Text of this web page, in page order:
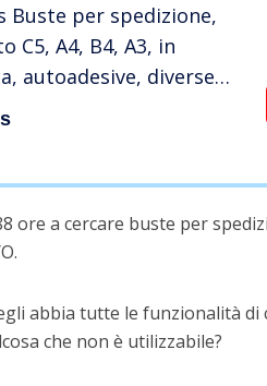
Buste per spedizione,
C5, A4, B4, A3, in
autoadesive, diverse
plastica (C3, 350 x 460
ore a cercare buste per
abbia tutte le funzionalità di
che non è utilizzabile?